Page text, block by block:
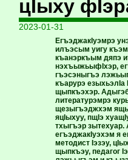
цIыху
2023-01-31
ЕгъэджакIуэмрэ
илъэсым уигу
къанэркъым дяпэ
нэхъыжьыфIхэр,
гъэсэныгъэ
къарурэ езыхьэлIа
щыпкъэхэр.
литературэмрэ
щезыгъэджхэм
яцIыхуу, пщIэ
тхыгъэр зытехуар.
егъэджакIуэхэм я
методист Iэзэу,
щыпкъэу, педагог